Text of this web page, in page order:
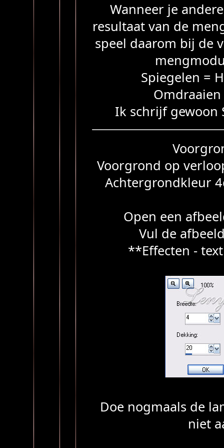
Wanneer je
resultaat van de
speel daarom bij de
Spiegelen =
Ik schrijf gewoon
Voorgrond op
Achtergrondkleur
Open een
Vul de
**Effecten -
Doe nogmaals de
niet